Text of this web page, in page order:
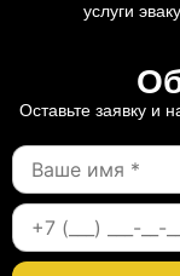
услуги
Оставьте заявку и